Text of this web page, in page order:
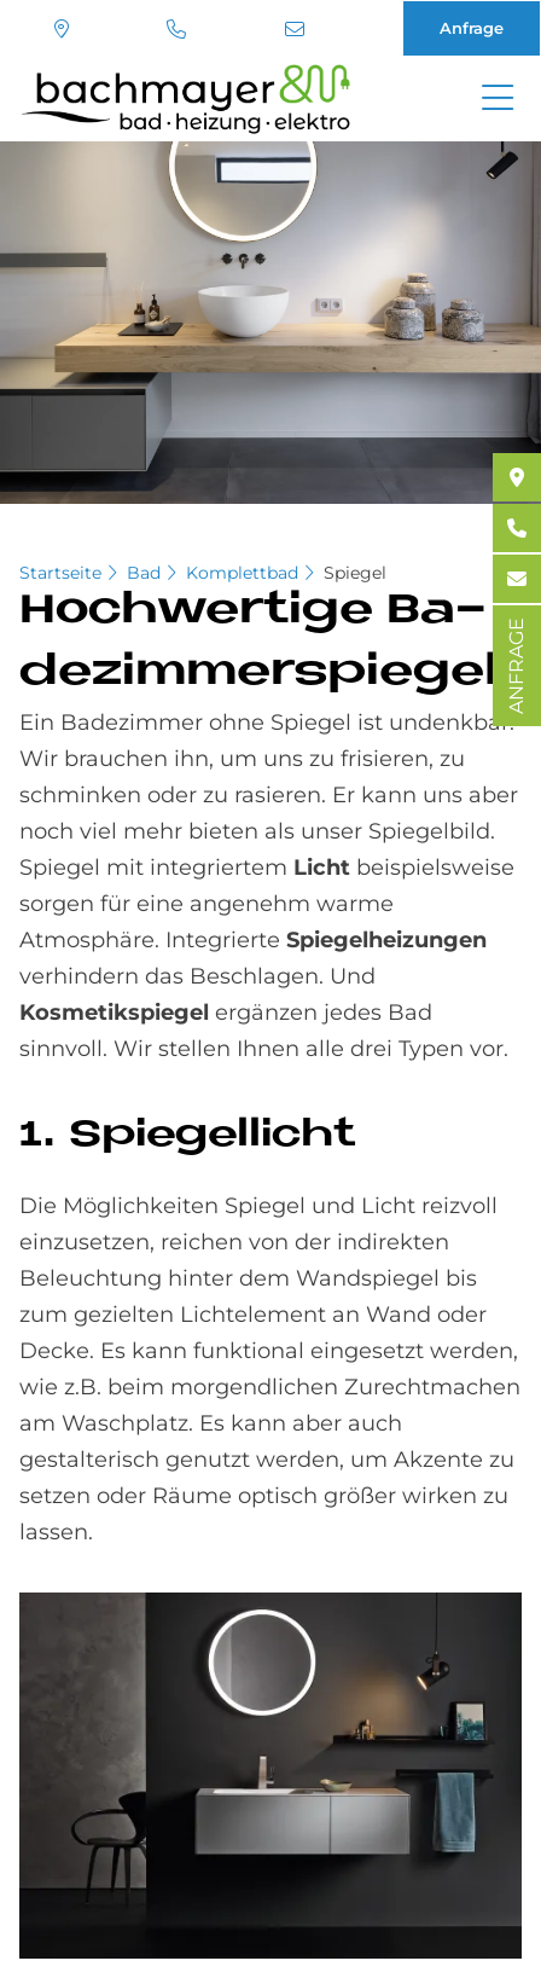
Anfrage
Startseite Bad Komplettbad Spiegel
Hoch­wer­ti­ge Ba­
de­zim­mer­spie­gel
Ein Badezimmer ohne Spiegel ist undenkbar.
Wir brauchen ihn, um uns zu frisieren, zu
schminken oder zu rasieren. Er kann uns aber
noch viel mehr bieten als unser Spiegelbild.
Spiegel mit integriertem Licht beispielsweise
sorgen für eine angenehm warme
Atmosphäre. Integrierte Spiegelheizungen
verhindern das Beschlagen. Und
Kosmetikspiegel ergänzen jedes Bad
sinnvoll. Wir stellen Ihnen alle drei Typen vor.
1. Spie­gel­li­cht
Die Möglichkeiten Spiegel und Licht reizvoll
einzusetzen, reichen von der indirekten
Beleuchtung hinter dem Wandspiegel bis
zum gezielten Lichtelement an Wand oder
Decke. Es kann funktional eingesetzt werden,
wie z.B. beim morgendlichen Zurechtmachen
am Waschplatz. Es kann aber auch
gestalterisch genutzt werden, um Akzente zu
setzen oder Räume optisch größer wirken zu
lassen.
ANFRAGE